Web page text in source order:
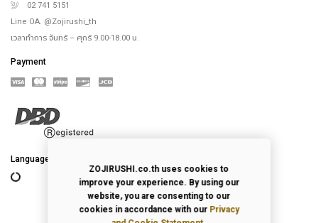
02 741 5151
Line OA. @Zojirushi_th
เวลาทำการ จันทร์ – ศุกร์ 9.00-18.00 น.
Payment
Language
ZOJIRUSHI.co.th uses cookies to
improve your experience. By using our
website, you are consenting to our
cookies in accordance with our Privacy